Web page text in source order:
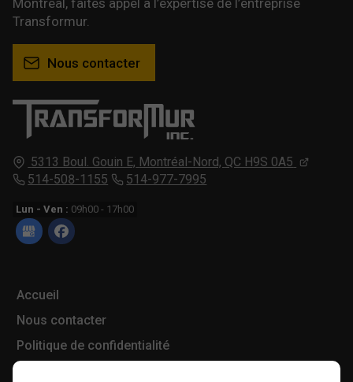
5313 Boul. Gouin E, Montréal-Nord, QC H9S 0A5
514-508-1155
514-977-7995
Lun - Ven : 09h00 - 17h00
Accueil
Nous contacter
Politique de confidentialité
Transformur.
Nous contacter